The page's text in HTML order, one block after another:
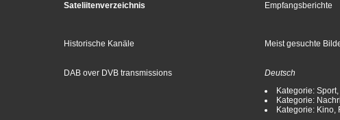
Sateliitenverzeichnis Empfangsberichte
Historische Kanäle Meist gesuchte
DAB over DVB transmissions
Deutsch
Kategorie: Sport,
Kategorie:
Kategorie: Kino,